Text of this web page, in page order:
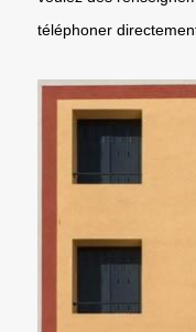
téléphoner